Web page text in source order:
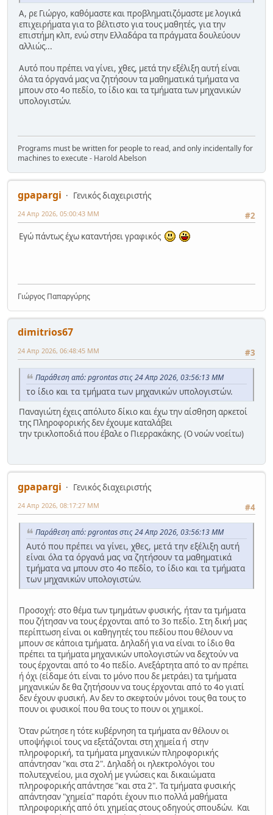
Α, ρε Γιώργο, καθόμαστε και προβληματιζόμαστε με λογικά
επιχειρήματα για το βέλτιστο για τους μαθητές, για την
επιστήμη κλπ, ενώ στην Ελλαδάρα τα πράγματα δουλεύουν
αλλιώς...
Αυτό που πρέπει να γίνει, χθες, μετά την εξέλιξη αυτή είναι
όλα τα όργανά μας να ζητήσουν τα μαθηματικά τμήματα να
μπουν στο 4ο πεδίο, το ίδιο και τα τμήματα των μηχανικών
υπολογιστών.
Programs must be written for people to read, and only incidentally for
machines to execute - Harold Abelson
gpapargi
Γενικός διαχειριστής
#2
24 Απρ 2026, 05:00:43 ΜΜ
Εγώ πάντως έχω καταντήσει γραφικός
Γιώργος Παπαργύρης
dimitrios67
#3
24 Απρ 2026, 06:48:45 ΜΜ
Παράθεση από: pgrontas στις 24 Απρ 2026, 03:56:13 ΜΜ
το ίδιο και τα τμήματα των μηχανικών υπολογιστών.
Παναγιώτη έχεις απόλυτο δίκιο και έχω την αίσθηση αρκετοί
της Πληροφορικής δεν έχουμε καταλάβει
την τρικλοποδιά που έβαλε ο Πιερρακάκης. (Ο νοών νοείτω)
gpapargi
Γενικός διαχειριστής
#4
24 Απρ 2026, 08:17:27 ΜΜ
Παράθεση από: pgrontas στις 24 Απρ 2026, 03:56:13 ΜΜ
Αυτό που πρέπει να γίνει, χθες, μετά την εξέλιξη αυτή
είναι όλα τα όργανά μας να ζητήσουν τα μαθηματικά
τμήματα να μπουν στο 4ο πεδίο, το ίδιο και τα τμήματα
των μηχανικών υπολογιστών.
Προσοχή: στο θέμα των τμημάτων φυσικής, ήταν τα τμήματα
που ζήτησαν να τους έρχονται από το 3ο πεδίο. Στη δική μας
περίπτωση είναι οι καθηγητές του πεδίου που θέλουν να
μπουν σε κάποια τμήματα. Δηλαδή για να είναι το ίδιο θα
πρέπει τα τμήματα μηχανικών υπολογιστών να δεχτούν να
τους έρχονται από το 4ο πεδίο. Ανεξάρτητα από το αν πρέπει
ή όχι (είδαμε ότι είναι το μόνο που δε μετράει) τα τμήματα
μηχανικών δε θα ζητήσουν να τους έρχονται από το 4ο γιατί
δεν έχουν φυσική. Αν δεν το σκεφτούν μόνοι τους θα τους το
πουν οι φυσικοί που θα τους το πουν οι χημικοί.
Όταν ρώτησε η τότε κυβέρνηση τα τμήματα αν θέλουν οι
υποψήφιοί τους να εξετάζονται στη χημεία ή στην
πληροφορική, τα τμήματα μηχανικών πληροφορικής
απάντησαν "και στα 2". Δηλαδή οι ηλεκτρολόγοι του
πολυτεχνείου, μια σχολή με γνώσεις και δικαιώματα
πληροφορικής απάντησε "και στα 2". Τα τμήματα φυσικής
απάντησαν "χημεία" παρότι έχουν πιο πολλά μαθήματα
πληροφορικής από ότι χημείας στους οδηγούς σπουδών. Και